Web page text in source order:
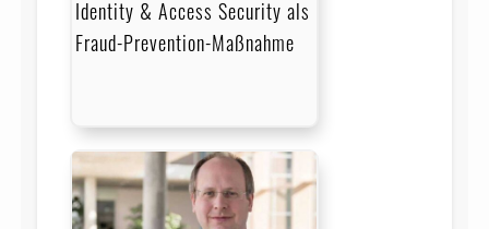
Identity & Access Security als
Fraud-Prevention-Maßnahme